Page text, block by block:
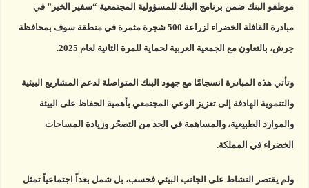
موظفو البنك ضمن برنامج البنك للمسؤولية المجتمعية “سفير الخير” في
مبادرة القافلة الخضراء لزراعة 500 شجرة مثمرة في منطقة سوف بمحافظة
جرش، بالتعاون مع الجمعية العربية لحماية للمرة الثانية لعام 2025.
وتأتي هذه المبادرة انسجامًا مع جهود البنك المتواصلة لدعم المشاريع البيئية
والتنموية الهادفة إلى تعزيز الوعي المجتمعي بأهمية الحفاظ على البيئة
والموارد الطبيعية، والمساهمة في الحد من التصحّر وزيادة المساحات
الخضراء في المملكة.
ولم يقتصر النشاط على الجانب البيئي فحسب، بل شمل بعداً اجتماعياً تمثل